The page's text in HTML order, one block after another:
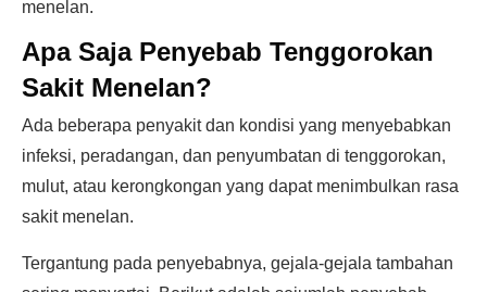
menelan.
Apa Saja Penyebab Tenggorokan
Sakit Menelan?
Ada beberapa penyakit dan kondisi yang menyebabkan
infeksi, peradangan, dan penyumbatan di tenggorokan,
mulut, atau kerongkongan yang dapat menimbulkan rasa
sakit menelan.
Tergantung pada penyebabnya, gejala-gejala tambahan